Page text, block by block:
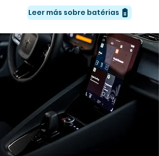
Leer más sobre batérias